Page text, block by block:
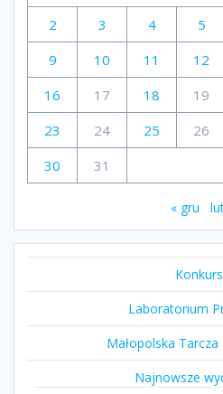
2
3 4 5
9
10 11 12
16
17 18 19
23
24 25 26
30
31
« gru
Laboratorium
Małopolska
Najnowsze